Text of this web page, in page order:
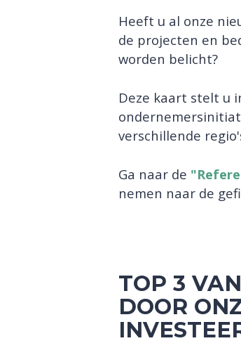
Heeft u al onze
de projecten en
worden belicht?
Deze kaart stelt u
verschillende
Ga naar de
nemen naar de
TOP 3
DOOR